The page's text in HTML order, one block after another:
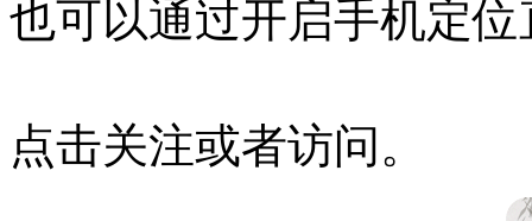
也可以通过开启手机定
点击关注或者访问。